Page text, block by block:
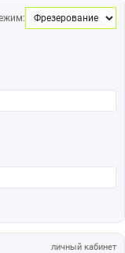
личный кабинет